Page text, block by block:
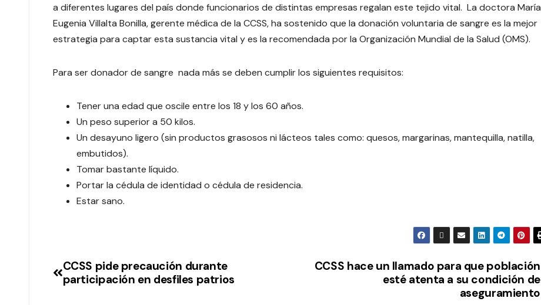
a diferentes lugares del país donde funcionarios de distintas empresas regalan este tejido vital. La doctora María
Eugenia Villalta Bonilla, gerente médica de la CCSS, ha sostenido que la donación voluntaria de sangre es la mejor
estrategia para captar esta sustancia vital y es la recomendada por la Organización Mundial de la Salud (OMS).
Para ser donador de sangre nada más se deben cumplir los siguientes requisitos:
Tener una edad que oscile entre los 18 y los 60 años.
Un peso superior a 50 kilos.
Un desayuno ligero (sin productos grasosos ni lácteos tales como: quesos, margarinas, mantequilla, natilla,
embutidos).
Tomar bastante líquido.
Portar la cédula de identidad o cédula de residencia.
Estar sano.
CCSS hace un llamado para que población
esté atenta a su condición de
aseguramiento
CCSS pide precaución durante
participación en desfiles patrios